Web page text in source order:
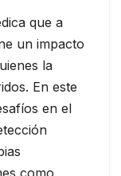
que a
un impacto
la
En este
en el